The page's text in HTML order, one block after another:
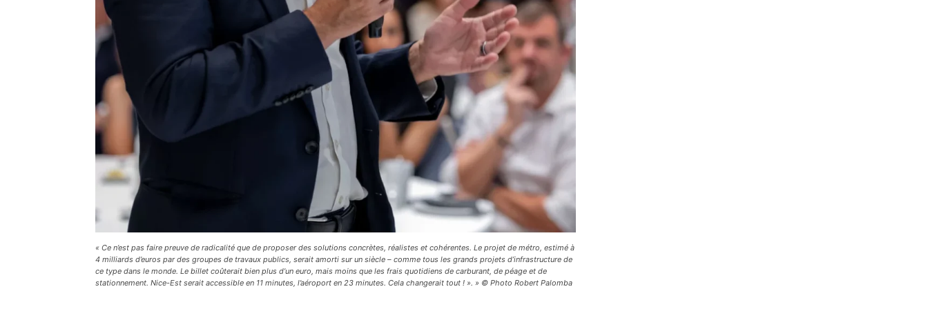
« Ce n’est pas faire preuve de radicalité que de proposer des solutions concrètes, réalistes et cohérentes. Le projet de métro, estimé à
4 milliards d’euros par des groupes de travaux publics, serait amorti sur un siècle – comme tous les grands projets d’infrastructure de
ce type dans le monde. Le billet coûterait bien plus d’un euro, mais moins que les frais quotidiens de carburant, de péage et de
stationnement. Nice-Est serait accessible en 11 minutes, l’aéroport en 23 minutes. Cela changerait tout ! ». » © Photo Robert Palomba